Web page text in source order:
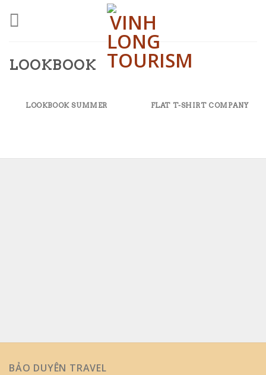
LOOKBOOK
LOOKBOOK SUMMER FLAT T-SHIRT COMPANY
BẢO DUYÊN TRAVEL